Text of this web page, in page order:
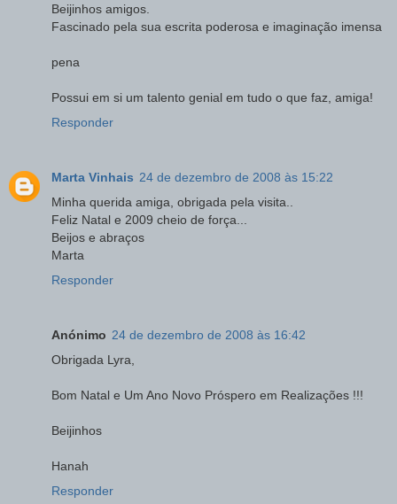
Beijinhos amigos.
Fascinado pela sua escrita poderosa e imaginação imensa
pena
Possui em si um talento genial em tudo o que faz, amiga!
Responder
Marta Vinhais 24 de dezembro de 2008 às 15:22
Minha querida amiga, obrigada pela visita..
Feliz Natal e 2009 cheio de força...
Beijos e abraços
Marta
Responder
Anónimo 24 de dezembro de 2008 às 16:42
Obrigada Lyra,
Bom Natal e Um Ano Novo Próspero em Realizações !!!
Beijinhos
Hanah
Responder